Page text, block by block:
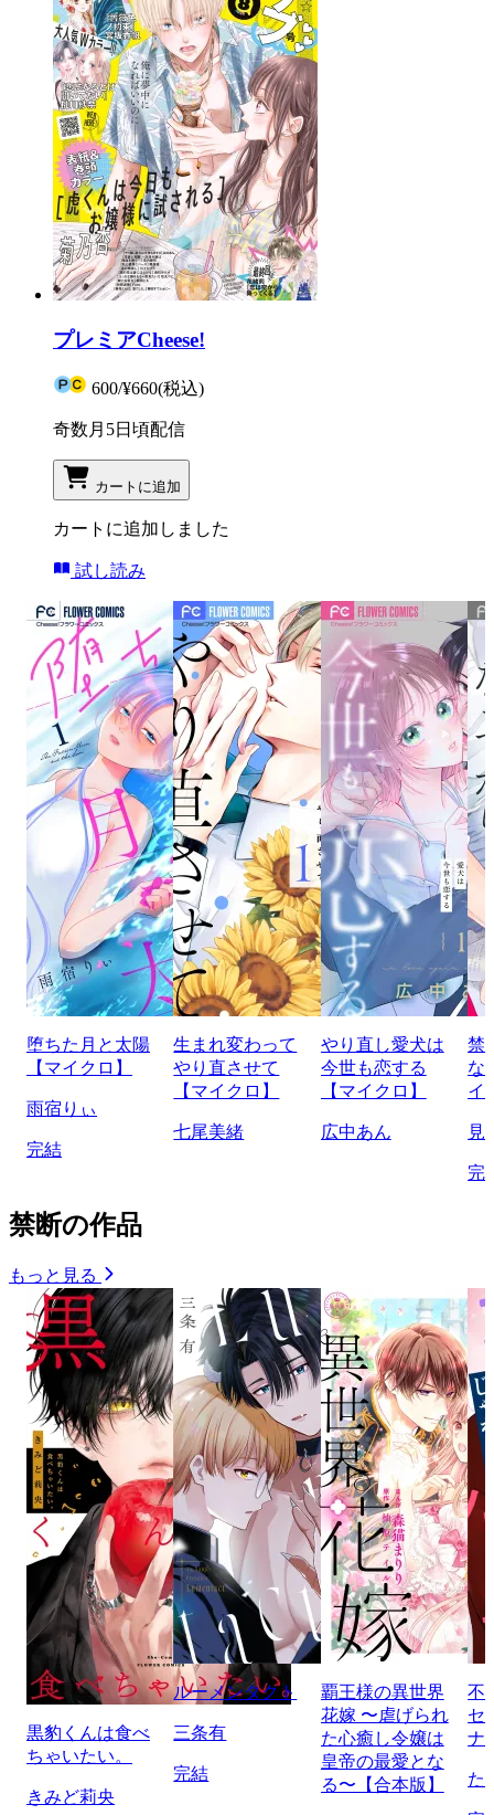
プレミアCheese!
600/¥660(税込)
奇数月5日頃配信
カートに追加
カートに追加しました
試し読み
堕ちた月と太陽
【マイクロ】
雨宿りぃ
完結
生まれ変わって
やり直させて
【マイクロ】
七尾美緒
やり直し愛犬は
今世も恋する
【マイクロ】
広中あん
禁
な
イ
見
完
禁断の作品
もっと見る
黒豹くんは食べ
ちゃいたい。
きみど莉央
ルーメンタクト
三条有
完結
覇王様の異世界
花嫁 〜虐げられ
た心癒し令嬢は
皇帝の最愛とな
る〜【合本版】
不
セ
ナ
た